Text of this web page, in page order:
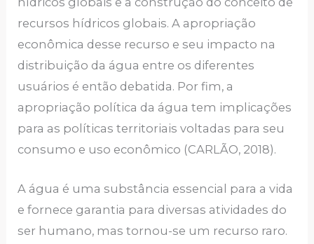
recursos hídricos globais. A apropriação
econômica desse recurso e seu impacto na
distribuição da água entre os diferentes
usuários é então debatida. Por fim, a
apropriação política da água tem implicações
para as políticas territoriais voltadas para seu
consumo e uso econômico (CARLÃO, 2018).
A água é uma substância essencial para a vida
e fornece garantia para diversas atividades do
ser humano, mas tornou-se um recurso raro.